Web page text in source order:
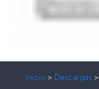
Inicio > Descargas >